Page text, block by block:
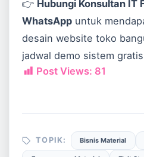
👉 Hubungi Konsultan IT
WhatsApp untuk
desain website toko
jadwal demo sistem
Post Views: 81
TOPIK: Bisnis Material